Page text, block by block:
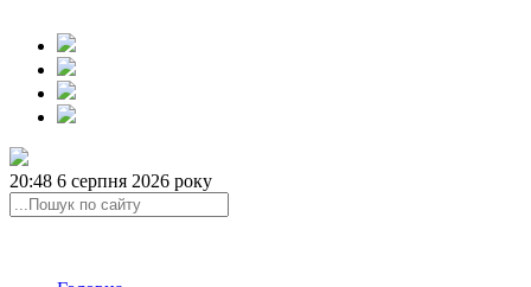
20:48 6 серпня 2026 року